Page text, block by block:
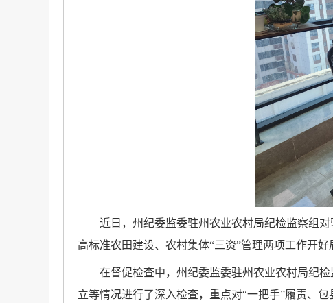
近日，州纪委监委驻州农业农村局纪检监察组
高标准农田建设、农村集体“三资”管理两项工作开好
在督促检查中，州纪委监委驻州农业农村局纪
立等情况进行了深入检查，重点对“一把手”履责、